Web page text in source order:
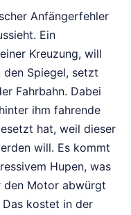
Anfängerfehler
Ein
Kreuzung, will
Spiegel, setzt
Fahrbahn. Dabei
ihm fahrende
hat, weil dieser
will. Es kommt
Hupen, was
den Motor abwürgt
kostet in der